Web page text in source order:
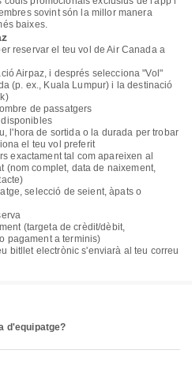
sovint són la millor manera
baixes.
reservar el teu vol de Air Canada a
Airpaz, i després selecciona "Vol"
(p. ex., Kuala Lumpur) i la destinació
de passatgers
disponibles
l'hora de sortida o la durada per trobar
el teu vol preferit
exactament tal com apareixen al
(nom complet, data de naixement,
selecció de seient, àpats o
(targeta de crèdit/dèbit,
pagament a terminis)
bitllet electrònic s'enviarà al teu correu
d'equipatge?